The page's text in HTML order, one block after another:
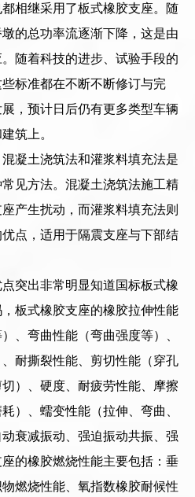
相继采用了板式橡胶支座。随
的总功率流逐渐下降，这是由
随着科技的进步、试验手段的
标准都在不断不断修订与完
，预计日后仍有更多类型车辆
筑上。
凝土浇筑法和灌浆料填充法是
见方法。混凝土浇筑法施工精
产生扰动，而灌浆料填充法则
点，适用于隔震支座与下部结
突出非常明显知道国标板式橡
板式橡胶支座的橡胶拉伸性能
、弯曲性能（弯曲强度等）、
耐撕裂性能、剪切性能（穿孔
）、硬度、耐疲劳性能、摩擦
）、蠕变性能（拉伸、弯曲、
衰减振动、强迫振动共振、强
的橡胶燃烧性能主要包括：垂
燃烧性能、氧指数橡胶耐候性